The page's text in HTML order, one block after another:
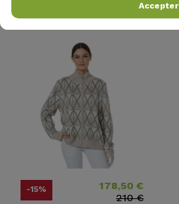
-15% 178,50 €
Prix ​​habituel
210 €
Accepter